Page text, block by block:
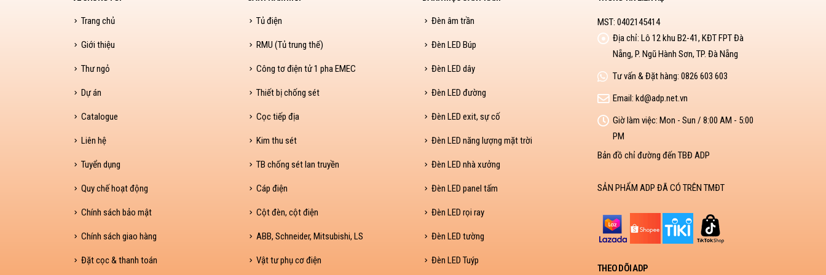
Trang chủ
Giới thiệu
Thư ngỏ
Dự án
Catalogue
Liên hệ
Tuyển dụng
Quy chế hoạt động
Chính sách bảo mật
Chính sách giao hàng
Đặt cọc & thanh toán
Tủ điện
RMU (Tủ trung thế)
Công tơ điện tử 1 pha EMEC
Thiết bị chống sét
Cọc tiếp địa
Kim thu sét
TB chống sét lan truyền
Cáp điện
Cột đèn, cột điện
ABB, Schneider, Mitsubishi, LS
Vật tư phụ cơ điện
Đèn âm trần
Đèn LED Búp
Đèn LED dây
Đèn LED đường
Đèn LED exit, sự cố
Đèn LED năng lượng mặt trời
Đèn LED nhà xưởng
Đèn LED panel tấm
Đèn LED rọi ray
Đèn LED tường
Đèn LED Tuýp
MST: 0402145414
Địa chỉ: Lô 12 khu B2-41, KĐT FPT Đà
Nẵng, P. Ngũ Hành Sơn, TP. Đà Nẵng
Tư vấn & Đặt hàng: 0826 603 603
Email: kd@adp.net.vn
Giờ làm việc: Mon - Sun / 8:00 AM - 5:00
PM
Bản đồ chỉ đường đến TBĐ ADP
SẢN PHẨM ADP ĐÃ CÓ TRÊN TMĐT
THEO DÕI ADP